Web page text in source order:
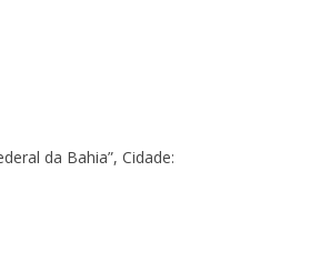
da Bahia”, Cidade: